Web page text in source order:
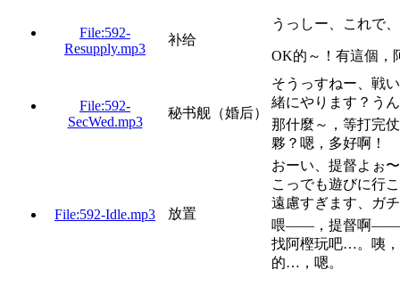
File:592-
Resupply.mp3
补给
うっしー、これで
OK的～！有這個，
File:592-
SecWed.mp3
秘书舰（婚后）
そうっすねー、戦
緒にやります？う
那什麼～，等打完
夥？嗯，多好啊！
File:592-Idle.mp3 放置
おーい、提督よぉ
こっでも遊びに行
遠慮すぎます、ガ
喂——，提督啊——
找阿樫玩吧…。咦
的…，嗯。